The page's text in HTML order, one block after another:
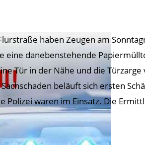
haben Zeugen am
eine danebenstehende
Tür in der Nähe und die
beläuft sich ersten
Polizei waren im Einsatz. Die